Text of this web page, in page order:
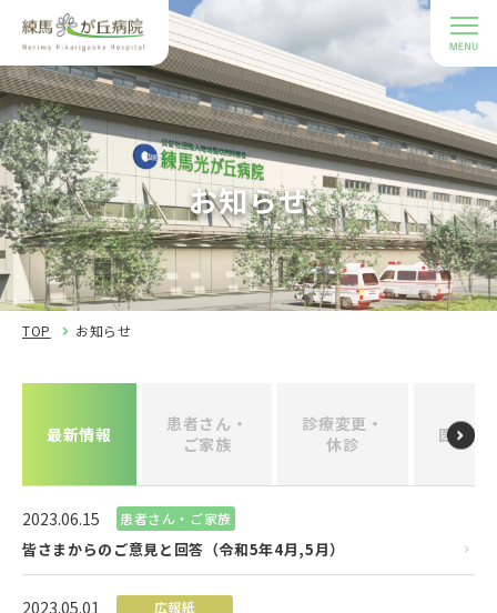
お知らせ
TOP お知らせ
最新情報
患者さん・
ご家族
診療変更・
休診
医療関
2023.06.15 患者さん・ご家族
皆さまからのご意見と回答（令和5年4月,5月）
2023.05.01 広報紙